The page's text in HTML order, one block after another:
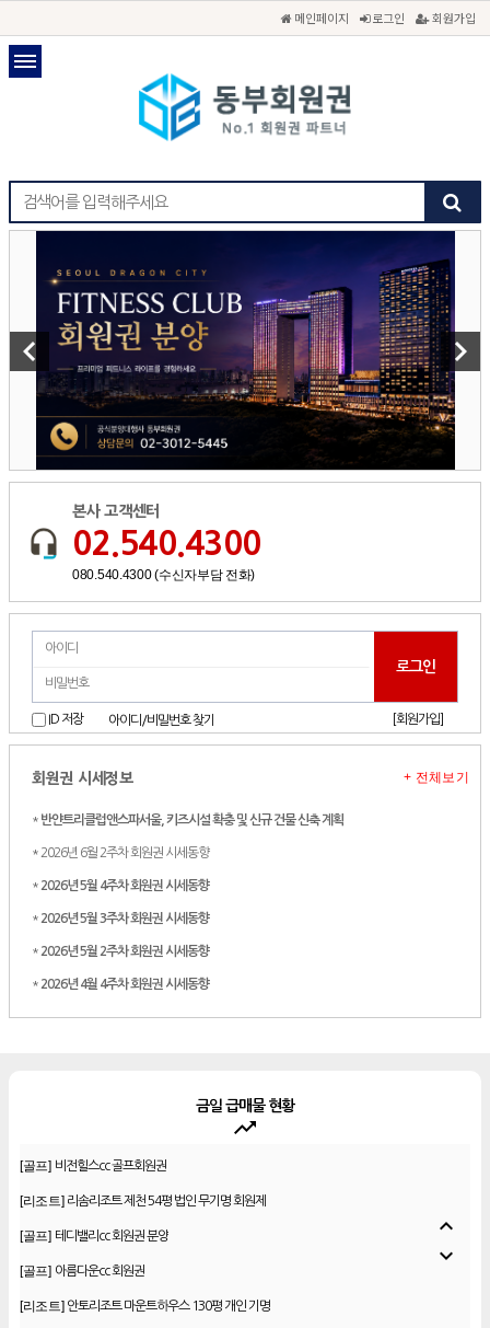
메인페이지 로그인 회원가입
keyboard_arrow_left keyboard_arrow_right
본사 고객센터
02.540.4300
080.540.4300 (수신자부담 전화)
ID 저장 아이디/비밀번호 찾기 [회원가입]
회원권 시세정보
* 반얀트리클럽앤스파서울, 키즈시설 확충 및 신규 건물 신축 계획
* 2026년 6월 2주차 회원권 시세동향
* 2026년 5월 4주차 회원권 시세동향
* 2026년 5월 3주차 회원권 시세동향
* 2026년 5월 2주차 회원권 시세동향
* 2026년 4월 4주차 회원권 시세동향
+ 전체보기
금일 급매물 현황
trending_up
[리조트]리솜리조트 제천 54평 법인 무기명 회원제
[골프]테디밸리cc 회원권 분양
[골프] 아름다운cc 회원권
[리조트]안토리조트 마운트하우스 130평 개인 기명
[리조트] 한화 안토 77평 등기 기명
expand_less
expand_more